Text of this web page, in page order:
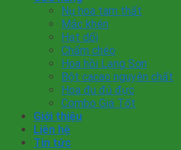
Nụ hoa tam thất
Mắc khén
Hạt dổi
Chẩm chéo
Hoa hồi Lạng Sơn
Bột cacao nguyên chất
Hoa đu đủ đực
Combo Giá Tốt
Giới thiệu
Liên hệ
Tin tức